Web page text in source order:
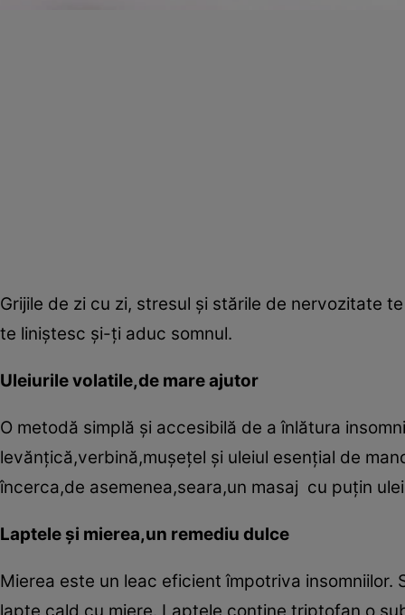
Grijile de zi cu zi, stresul şi stările de nervozitate
te liniştesc şi-ţi aduc somnul.
Uleiurile volatile,de mare ajutor
O metodă simplă şi accesibilă de a înlătura
levănţică,verbină,muşeţel şi uleiul esenţial de
încerca,de asemenea,seara,un masaj cu puţin
Laptele şi mierea,un remediu dulce
Mierea este un leac eficient împotriva
lapte cald cu miere. Laptele conţine triptofan,o